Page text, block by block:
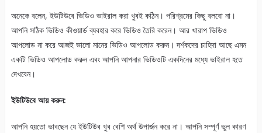
অনেকে বলেন, ইউটিউবে ভিডিও ভাইরাল করা খুবই কঠিন। পরিশ্রমের কিছু বলবো না।
আপনি সঠিক ভিডিও কীওয়ার্ড ব্যবহার করে ভিডিও তৈরি করেন। আর খারাপ ভিডিও
আপলোড না করে আজই ভালো মানের ভিডিও আপলোড করুন। দর্শকদের চাহিদা আছে এমন
একটি ভিডিও আপলোড করুন এবং আপনি আপনার ভিডিওটি একদিনের মধ্যে ভাইরাল হতে
দেখবেন।
ইউটিউবে আয় করুন:
আপনি হয়তো ভাবছেন যে ইউটিউব খুব বেশি অর্থ উপার্জন করে না। আপনি সম্পূর্ণ ভুল কারণ